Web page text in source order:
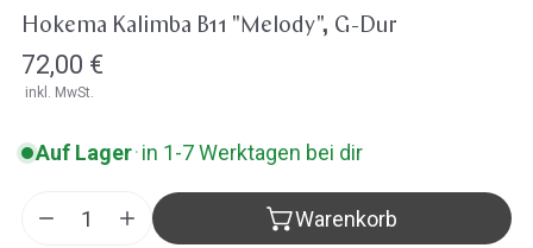
Hokema Kalimba B11 "Melody", G-Dur
Regulärer
Preis
72,00 €
inkl. MwSt.
Auf Lager·in 1-7 Werktagen bei dir
Menge für Hokema Kalimba B11
Menge für Hokema Kalimba B11
Warenkorb